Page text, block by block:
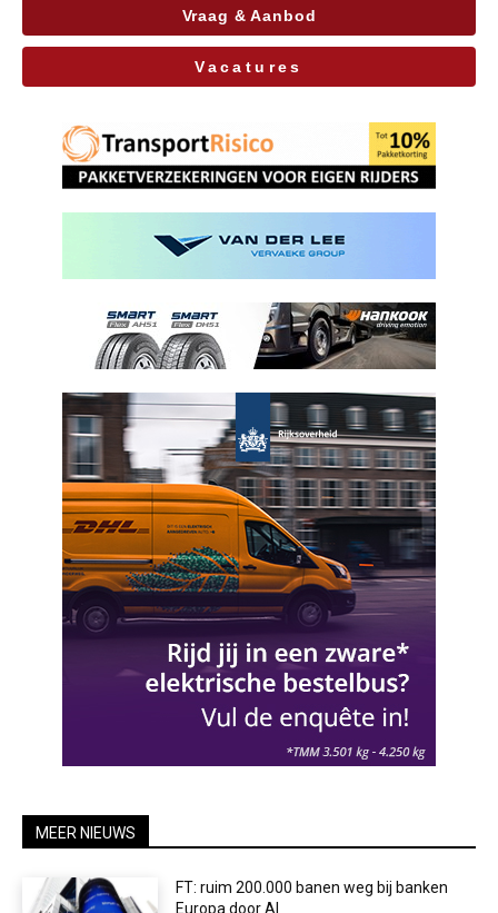
Vraag & Aanbod
Vacatures
MEER NIEUWS
FT: ruim 200.000 banen weg bij banken
Europa door AI